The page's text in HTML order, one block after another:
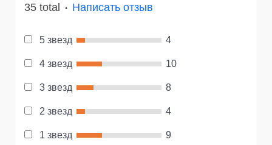
35 total ● Написать отзыв
5 звезд 4
4 звезд 10
3 звезд 8
2 звезд 4
1 звезд 9